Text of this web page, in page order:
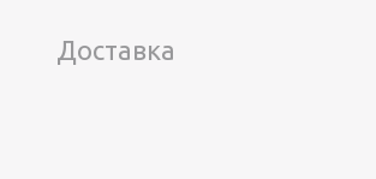
Доставка